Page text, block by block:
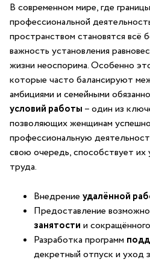
В ‌современном⁤ мире, где
профессиональной
пространством ‍становятся всё
важность ​установления
жизни неоспорима. Особенно⁢
которые часто балансируют
амбициями и семейными⁤
условий работы – один из
позволяющих женщинам
профессиональную
свою⁢ очередь, способствует
труда.
Внедрение удалённой‌
Предоставление
занятости и
Разработка программ
декретный ⁤отпуск и уход⁤